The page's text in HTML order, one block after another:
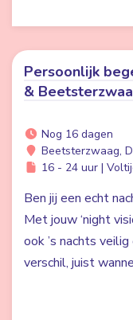
Persoonlijk
&
Nog 16 dagen
Beetsterzwaag,
16 - 24 uur |
Ben jij een echt
Met jouw ‘night
ook ’s nachts
verschil, juist